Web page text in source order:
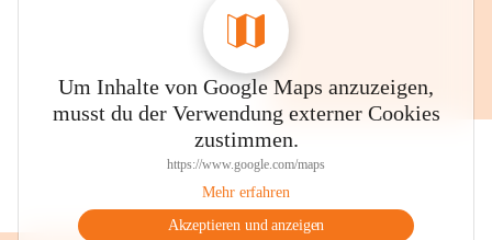
Um Inhalte von Google Maps anzuzeigen,
musst du der Verwendung externer Cookies
zustimmen.
https://www.google.com/maps
Mehr erfahren
Akzeptieren und anzeigen